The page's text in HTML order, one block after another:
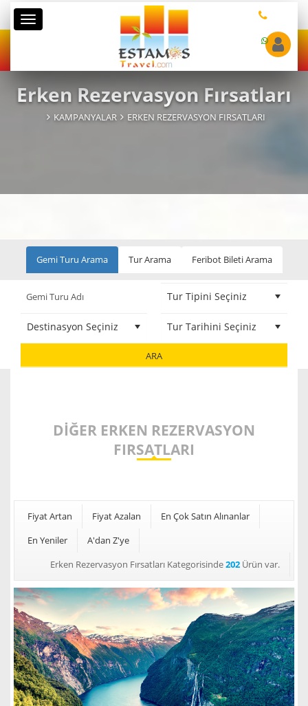
Kategoriler
Erken Rezervasyon Fırsatları
KAMPANYALAR ERKEN REZERVASYON FIRSATLARI
Gemi Turu Arama Tur Arama Feribot Bileti Arama
ARA
DIĞER ERKEN REZERVASYON
FIRSATLARI
Fiyat Artan Fiyat Azalan
En Çok Satın Alınanlar
En Yeniler
A'dan Z'ye
Erken Rezervasyon Fırsatları Kategorisinde202 Ürün var.